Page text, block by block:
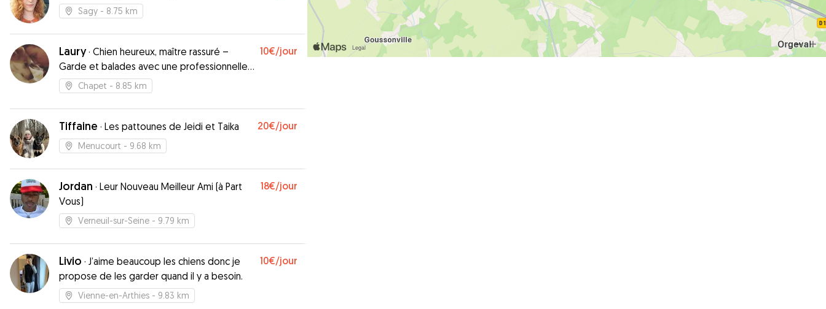
Sagy - 8.75 km
Laury· Chien heureux, maître rassuré –
Garde et balades avec une professionnelle
passionnée
10€/jour
Chapet - 8.85 km
Tiffaine · Les pattounes de Jeidi et Taika 20€/jour
Menucourt - 9.68 km
Jordan · Leur Nouveau Meilleur Ami (à Part
Vous)
18€/jour
Verneuil-sur-Seine - 9.79 km
Livio · J’aime beaucoup les chiens donc je
propose de les garder quand il y a besoin.
10€/jour
Vienne-en-Arthies - 9.83 km